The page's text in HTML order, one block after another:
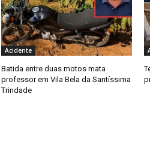
Acidente
Batida entre duas motos mata
professor em Vila Bela da Santíssima
Trindade